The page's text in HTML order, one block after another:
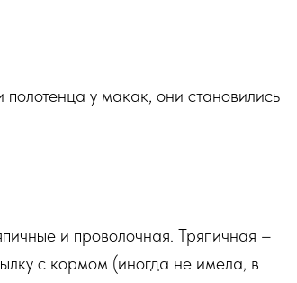
у макак, они становились
и проволочная. Тряпичная –
с кормом (иногда не имела, в